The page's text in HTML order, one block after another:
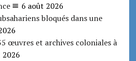
6 août 2026
bloqués dans une
œuvres et archives coloniales à
2026